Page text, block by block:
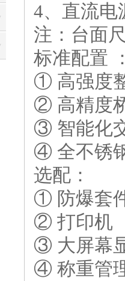
4、直流电
注：台面
标准配置
① 高强度
② 高精度
③ 智能化
④ 全不锈
选配：
① 防爆套
② 打印机
③ 大屏幕
④ 称重管